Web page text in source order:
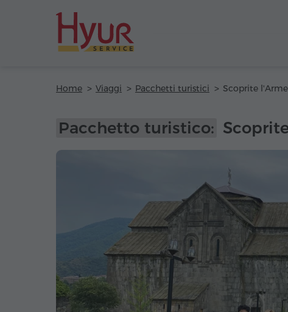
Home Viaggi Pacchetti turistici
Pacchetto turistico: